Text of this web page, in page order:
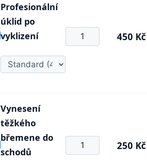
Profesionální
úklid po
vyklizení
450 Kč
Vynesení
těžkého
břemene do
schodů
250 Kč